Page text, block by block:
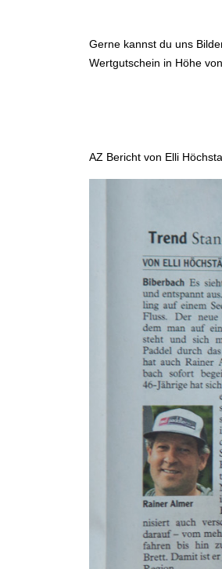
Gerne kannst du uns
Wertgutschein in Höhe
AZ Bericht von Elli